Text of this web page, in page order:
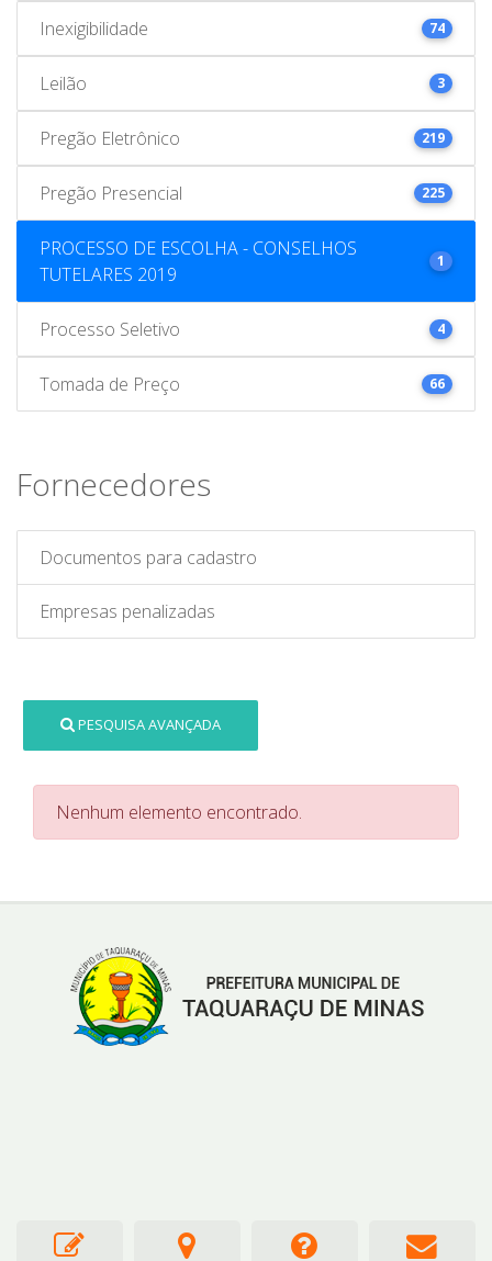
Inexigibilidade 74
Leilão 3
Pregão Eletrônico 219
Pregão Presencial 225
PROCESSO DE ESCOLHA - CONSELHOS
TUTELARES 2019
1
Processo Seletivo 4
Tomada de Preço 66
Fornecedores
Documentos para cadastro
Empresas penalizadas
PESQUISA AVANÇADA
Nenhum elemento encontrado.